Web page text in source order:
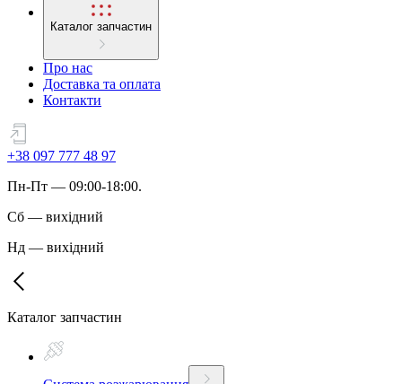
Каталог запчастин
Про нас
Доставка та оплата
Контакти
+38 097 777 48 97
Пн-Пт — 09:00-18:00.
Сб — вихідний
Нд — вихідний
Каталог запчастин